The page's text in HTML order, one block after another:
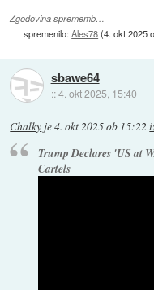
Zgodovina sprememb…
spremenilo:Ales78(4. okt 2025
sbawe64
::4. okt 2025, 15:40
Chalky je4. okt 2025 ob 15:22
Trump Declares 'US at
Cartels